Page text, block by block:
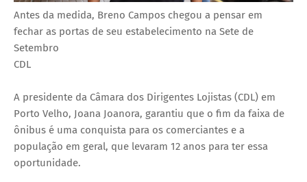
Antes da medida, Breno Campos chegou a pensar em
fechar as portas de seu estabelecimento na Sete de
Setembro
CDL
A presidente da Câmara dos Dirigentes Lojistas (CDL) em
Porto Velho, Joana Joanora, garantiu que o fim da faixa de
ônibus é uma conquista para os comerciantes e a
população em geral, que levaram 12 anos para ter essa
oportunidade.